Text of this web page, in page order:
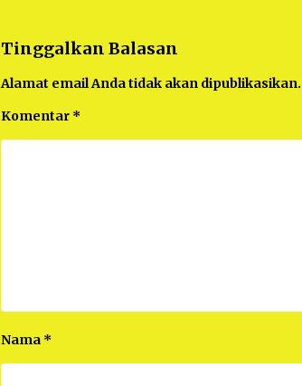
Tinggalkan Balasan
Alamat email Anda tidak akan dipublikasikan.
Komentar *
Nama *